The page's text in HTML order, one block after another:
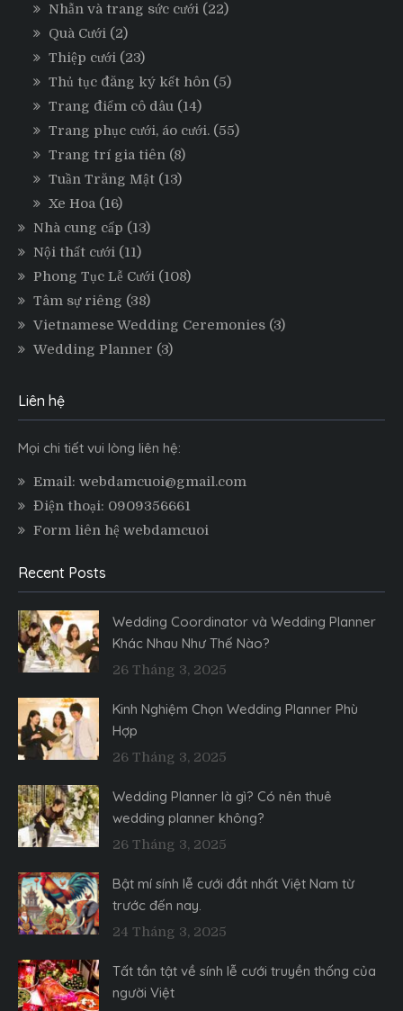
Nhẫn và trang sức cưới (22)
Quà Cưới (2)
Thiệp cưới (23)
Thủ tục đăng ký kết hôn (5)
Trang điểm cô dâu (14)
Trang phục cưới, áo cưới. (55)
Trang trí gia tiên (8)
Tuần Trăng Mật (13)
Xe Hoa (16)
Nhà cung cấp (13)
Nội thất cưới (11)
Phong Tục Lễ Cưới (108)
Tâm sự riêng (38)
Vietnamese Wedding Ceremonies (3)
Wedding Planner (3)
Liên hệ
Mọi chi tiết vui lòng liên hệ:
Email: webdamcuoi@gmail.com
Điện thoại: 0909356661
Form liên hệ webdamcuoi
Recent Posts
Wedding Coordinator và Wedding Planner
Khác Nhau Như Thế Nào?
26 Tháng 3, 2025
Kinh Nghiệm Chọn Wedding Planner Phù
Hợp
26 Tháng 3, 2025
Wedding Planner là gì? Có nên thuê
wedding planner không?
26 Tháng 3, 2025
Bật mí sính lễ cưới đắt nhất Việt Nam từ
trước đến nay.
24 Tháng 3, 2025
Tất tần tật về sính lễ cưới truyền thống của
người Việt